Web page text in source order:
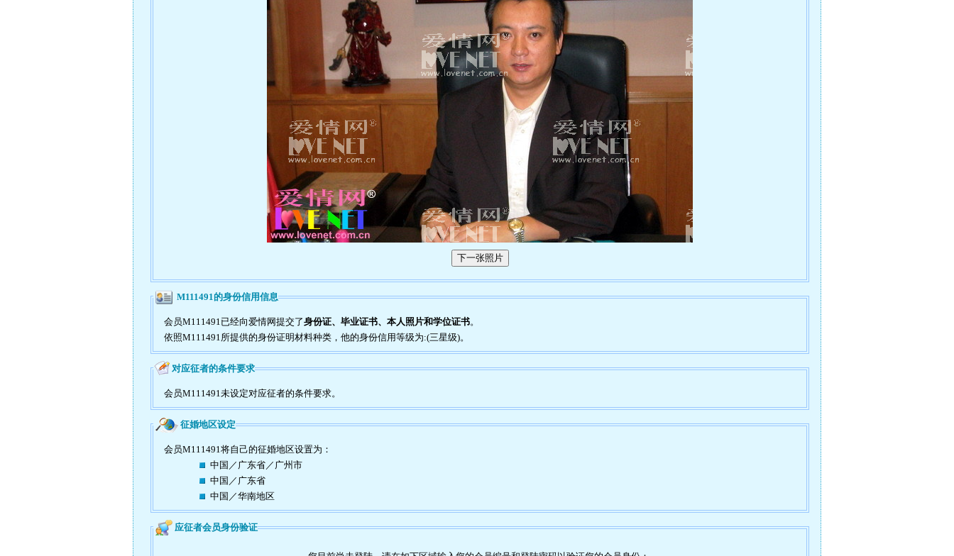
M111491的身份信用信息
会员M111491已经向爱情网提交了身份证、毕业证书、本人照片和学位证书。
依照M111491所提供的身份证明材料种类，他的身份信用等级为:(三星级)。
对应征者的条件要求
会员M111491未设定对应征者的条件要求。
征婚地区设定
会员M111491将自己的征婚地区设置为：
中国／广东省／广州市
中国／广东省
中国／华南地区
应征者会员身份验证